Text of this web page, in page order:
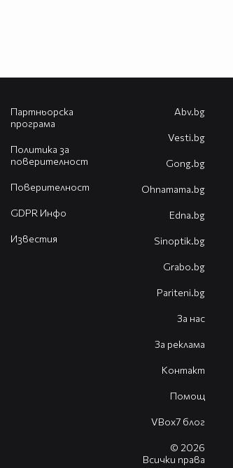
Партньорска
програма
Политика за
поверителност
Поверителност
GDPR Инфо
Известия
Abv.bg
Vesti.bg
Gong.bg
Оhnamama.bg
Edna.bg
Sinoptik.bg
Grabo.bg
Pariteni.bg
За нас
За реклама
Контакт
Помощ
VBox7 блог
© 2026
Всички права